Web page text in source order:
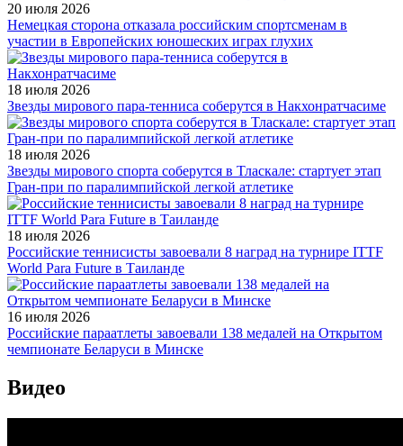
20 июля 2026
Немецкая сторона отказала российским спортсменам в
участии в Европейских юношеских играх глухих
18 июля 2026
Звезды мирового пара-тенниса соберутся в Накхонратчасиме
18 июля 2026
Звезды мирового спорта соберутся в Тласкале: стартует этап
Гран-при по паралимпийской легкой атлетике
18 июля 2026
Российские теннисисты завоевали 8 наград на турнире ITTF
World Para Future в Таиланде
16 июля 2026
Российские параатлеты завоевали 138 медалей на Открытом
чемпионате Беларуси в Минске
Видео